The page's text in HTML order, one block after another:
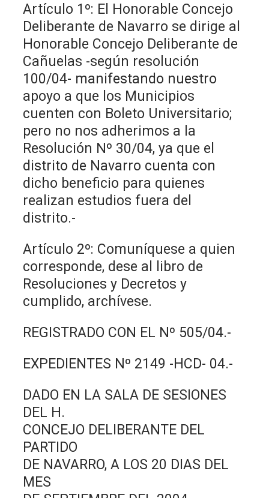
Artículo 1º: El Honorable Concejo
Deliberante de Navarro se dirige al
Honorable Concejo Deliberante de
Cañuelas -según resolución
100/04- manifestando nuestro
apoyo a que los Municipios
cuenten con Boleto Universitario;
pero no nos adherimos a la
Resolución Nº 30/04, ya que el
distrito de Navarro cuenta con
dicho beneficio para quienes
realizan estudios fuera del
distrito.-
Artículo 2º: Comuníquese a quien
corresponde, dese al libro de
Resoluciones y Decretos y
cumplido, archívese.
REGISTRADO CON EL Nº 505/04.-
EXPEDIENTES Nº 2149 -HCD- 04.-
DADO EN LA SALA DE SESIONES
DEL H.
CONCEJO DELIBERANTE DEL
PARTIDO
DE NAVARRO, A LOS 20 DIAS DEL
MES